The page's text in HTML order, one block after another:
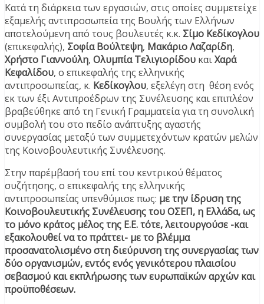
Κατά τη διάρκεια των εργασιών, στις οποίες συμμετείχε
εξαμελής αντιπροσωπεία της Βουλής των Ελλήνων
αποτελούμενη από τους βουλευτές κ.κ. Σίμο Κεδίκογλου
(επικεφαλής), Σοφία Βούλτεψη, Μακάριο Λαζαρίδη,
Χρήστο Γιαννούλη, Ολυμπία Τελιγιορίδου καιΧαρά
Κεφαλίδου, ο επικεφαλής της ελληνικής
αντιπροσωπείας, κ. Κεδίκογλου, εξελέγη στη θέση ενός
εκ των έξι Αντιπροέδρων της Συνέλευσης και επιπλέον
βραβεύθηκε από τη Γενική Γραμματεία για τη συνολική
συμβολή του στο πεδίο ανάπτυξης αγαστής
συνεργασίας μεταξύ των συμμετεχόντων κρατών μελών
της Κοινοβουλευτικής Συνέλευσης.
Στην παρέμβασή του επί του κεντρικού θέματος
συζήτησης, ο επικεφαλής της ελληνικής
αντιπροσωπείας υπενθύμισε πως: με την ίδρυση της
Κοινοβουλευτικής Συνέλευσης του ΟΣΕΠ, η Ελλάδα, ως
το μόνο κράτος μέλος της Ε.Ε. τότε, λειτουργούσε -και
εξακολουθεί να το πράττει- με το βλέμμα
προσανατολισμένο στη διεύρυνση της συνεργασίας των
δύο οργανισμών, εντός ενός γενικότερου πλαισίου
σεβασμού και εκπλήρωσης των ευρωπαϊκών αρχών και
προϋποθέσεων.